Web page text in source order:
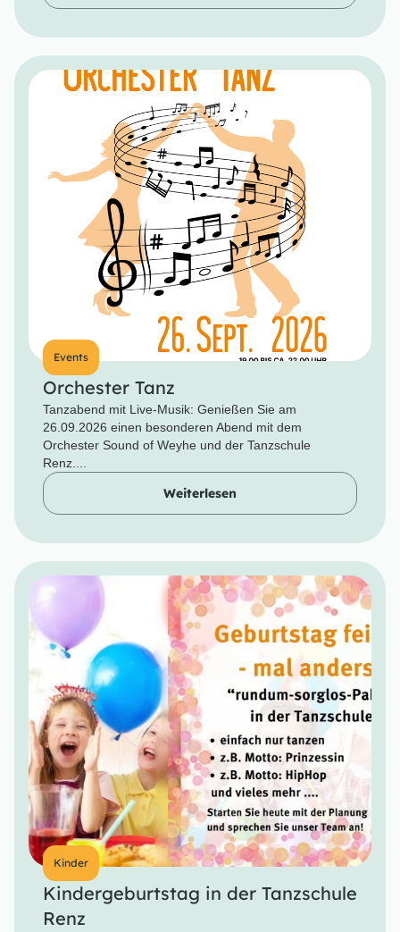
Events
Orchester Tanz
Tanzabend mit Live-Musik: Genießen Sie am
26.09.2026 einen besonderen Abend mit dem
Orchester Sound of Weyhe und der Tanzschule
Renz....
Weiterlesen
Kinder
Kindergeburtstag in der Tanzschule
Renz